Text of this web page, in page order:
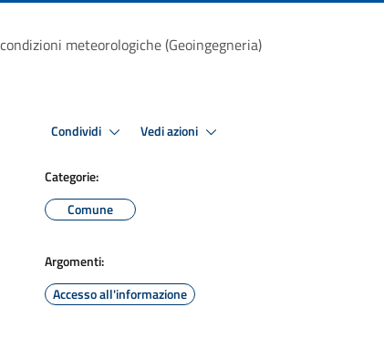
meteorologiche (Geoingegneria)
Condividi Vedi azioni
Categorie:
Comune
Argomenti:
Accesso all'informazione